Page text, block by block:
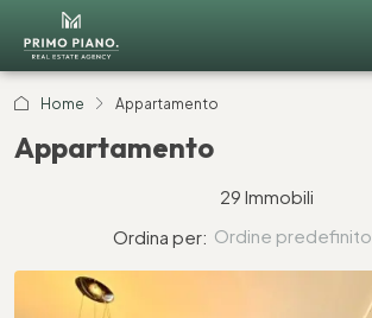
Home Appartamento
Appartamento
29 Immobili
Ordina per: Ordine predefinito